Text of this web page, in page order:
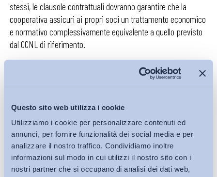
Questo sito web utilizza i cookie
Utilizziamo i cookie per personalizzare contenuti ed
annunci, per fornire funzionalità dei social media e per
analizzare il nostro traffico. Condividiamo inoltre
informazioni sul modo in cui utilizzi il nostro sito con i
nostri partner che si occupano di analisi dei dati web,
stessi, le clausole contrattuali dovranno garantire che la
cooperativa assicuri ai propri soci un trattamento economico
e normativo complessivamente equivalente a quello previsto
dal CCNL di riferimento.
Per quanto concerne i contratti di appalto già in essere al
momento dell’entrata in vigore del contratto collettivo, essi
periodo massimo di due anni.
Sul fronte della sicurezza, viene previsto un obbligo
dialmeno due riunioni annuetra RLS, medico competente
e RSPP, da
40 ore si passa a 48 ore di permesso
retribuitoper i rappresentanti alla sicurezza. Le Parti